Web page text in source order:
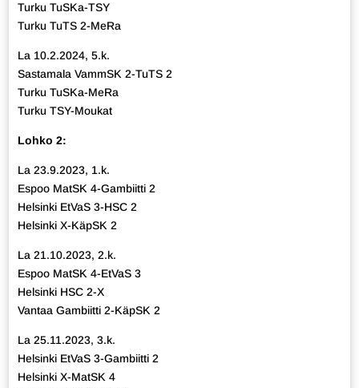
Turku TuSKa-TSY
Turku TuTS 2-MeRa
La 10.2.2024, 5.k.
Sastamala VammSK 2-TuTS 2
Turku TuSKa-MeRa
Turku TSY-Moukat
Lohko 2:
La 23.9.2023, 1.k.
Espoo MatSK 4-Gambiitti 2
Helsinki EtVaS 3-HSC 2
Helsinki X-KäpSK 2
La 21.10.2023, 2.k.
Espoo MatSK 4-EtVaS 3
Helsinki HSC 2-X
Vantaa Gambiitti 2-KäpSK 2
La 25.11.2023, 3.k.
Helsinki EtVaS 3-Gambiitti 2
Helsinki X-MatSK 4